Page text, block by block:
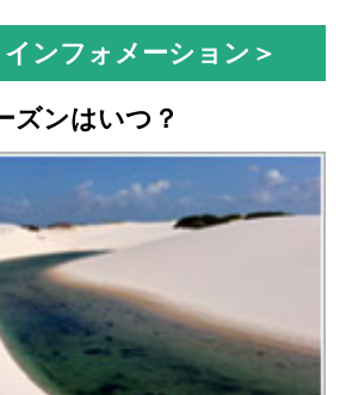
ンフォメーション＞
ズンはいつ？